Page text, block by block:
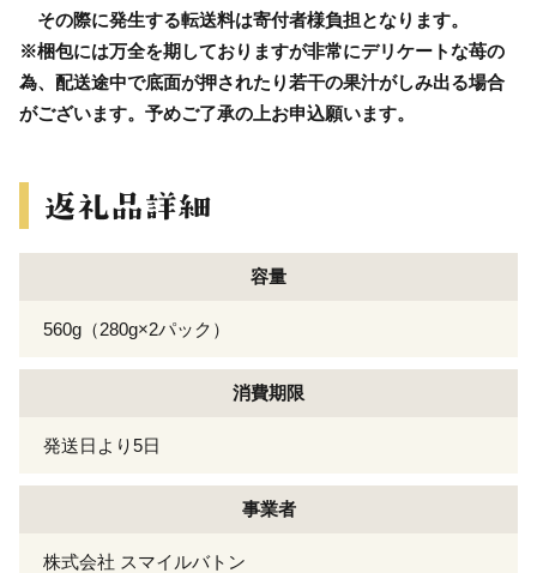
その際に発生する転送料は寄付者様負担となります。
※梱包には万全を期しておりますが非常にデリケートな苺の
為、配送途中で底面が押されたり若干の果汁がしみ出る場合
がございます。予めご了承の上お申込願います。
容量
560g（280g×2パック）
消費期限
発送日より5日
事業者
株式会社 スマイルバトン